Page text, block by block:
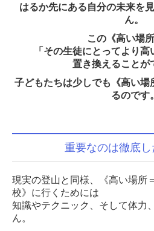
お問合せ
プライバシーポリシー
はるか先にある自分の未来を
ん。
この《高い場所
「その生徒にとってより
置き換えることが
子どもたちは少しでも《高い場
るのです。
重要なのは徹底
現実の登山と同様、《高い場所
校》に行くためには
知識やテクニック、そして体力
ん。